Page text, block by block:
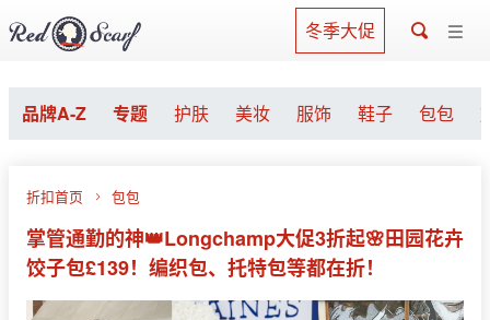
冬季大促
品牌A-Z 专题 护肤 美妆 服饰 鞋子 包包
折扣首页 包包
掌管通勤的神👑Longchamp大促3折起🌸田园花卉
饺子包£139！编织包、托特包等都在折！